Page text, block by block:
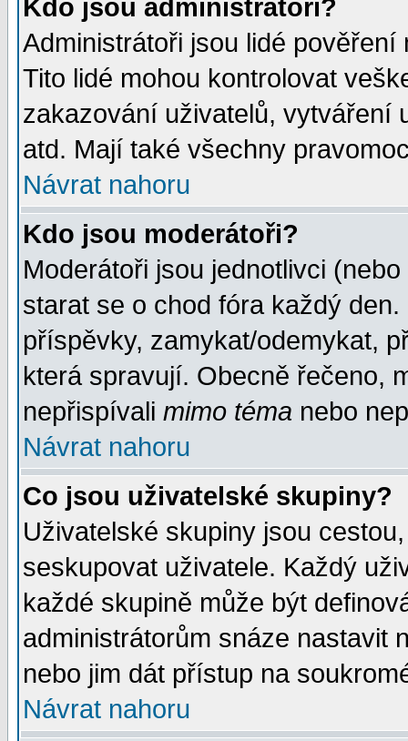
Kdo jsou administrátoři?
Administrátoři jsou lidé
Tito lidé mohou kontrolovat
zakazování uživatelů, vytváření
atd. Mají také všechny
Návrat nahoru
Kdo jsou moderátoři?
Moderátoři jsou jednotlivci
starat se o chod fóra každý
příspěvky, zamykat/odemykat,
která spravují. Obecně řečeno,
nepřispívali mimo téma nebo
Návrat nahoru
Co jsou uživatelské skupiny?
Uživatelské skupiny jsou
seskupovat uživatele. Každý
každé skupině může být
administrátorům snáze nastavit
nebo jim dát přístup na
Návrat nahoru